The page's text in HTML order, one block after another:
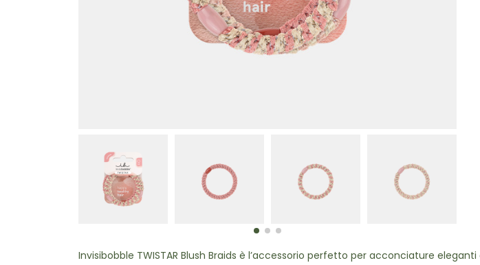
Invisibobble TWISTAR Blush Braids è l’accessorio perfetto per acconciature